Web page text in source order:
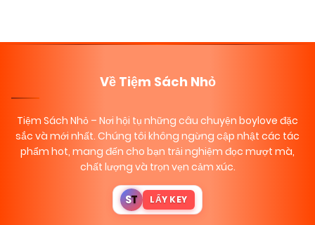
Về Tiệm Sách Nhỏ
Tiệm Sách Nhỏ – Nơi hội tụ những câu chuyện boylove đặc
sắc và mới nhất. Chúng tôi không ngừng cập nhật các tác
phẩm hot, mang đến cho bạn trải nghiệm đọc mượt mà,
chất lượng và trọn vẹn cảm xúc.
ST LẤY KEY